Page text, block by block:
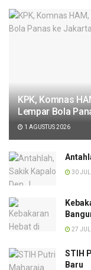
KPK, Komnas
Lempar Bola
1 AGUSTUS 2026
30
27
STIH
Baru